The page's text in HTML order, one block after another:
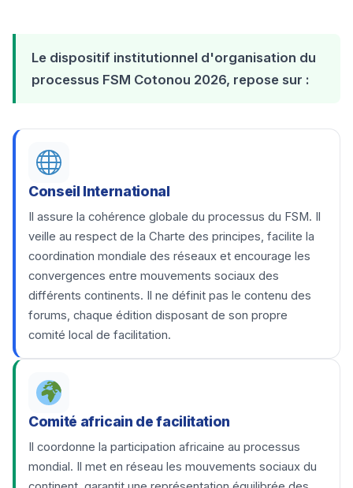
Le dispositif institutionnel d'organisation du
processus FSM Cotonou 2026, repose sur :
Conseil International
Il assure la cohérence globale du processus du FSM. Il
veille au respect de la Charte des principes, facilite la
coordination mondiale des réseaux et encourage les
convergences entre mouvements sociaux des
différents continents. Il ne définit pas le contenu des
forums, chaque édition disposant de son propre
comité local de facilitation.
Comité africain de facilitation
Il coordonne la participation africaine au processus
mondial. Il met en réseau les mouvements sociaux du